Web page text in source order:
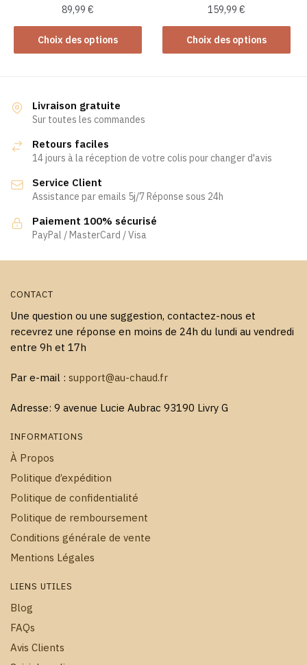
du
produit
89,99€
Choix des options
Ce
produit
variations.
Les
peuvent
choisies
sur
la
page
159,99€
Choix des options
Ce
produit
peuvent
être
Livraison gratuite
Sur toutes les commandes
Retours faciles
14 jours à la réception de votre colis pour changer d'avis
Service Client
Assistance par emails 5j/7 Réponse sous 24h
Paiement 100% sécurisé
PayPal / MasterCard / Visa
CONTACT
Une question ou une suggestion, contactez-nous et
recevrez une réponse en moins de 24h du lundi au vendredi
entre 9h et 17h
Par e-mail : support@au-chaud.fr
Adresse: 9 avenue Lucie Aubrac 93190 Livry G
INFORMATIONS
À Propos
Politique d’expédition
Politique de confidentialité
Politique de remboursement
Conditions générale de vente
Mentions Légales
LIENS UTILES
Blog
FAQs
Avis Clients